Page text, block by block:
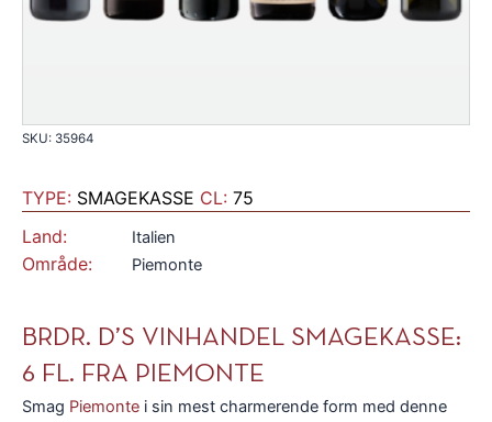
SKU: 35964
TYPE: SMAGEKASSE CL: 75
Land:
Italien
Område: Piemonte
BRDR. D’S VINHANDEL SMAGEKASSE:
6 FL. FRA PIEMONTE
Smag Piemonte i sin mest charmerende form med denne